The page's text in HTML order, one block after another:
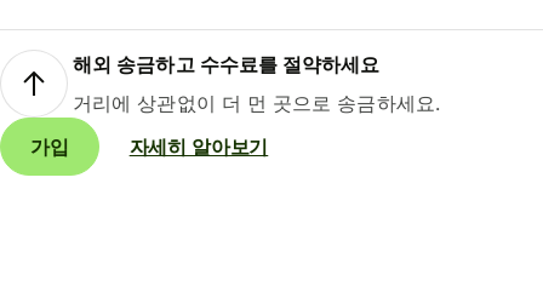
해외 송금하고 수수료를 절약하세요
거리에 상관없이 더 먼 곳으로 송금하세요.
가입
자세히 알아보기